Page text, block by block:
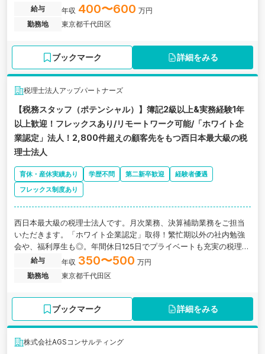
できる会計事務所です。
給与 年収 400〜600 万円
勤務地
東京都千代田区
ブックマーク 詳細をみる
税理士法人アップパートナーズ
【税務スタッフ（ポテンシャル）】簿記2級以上&実務経験1年
以上歓迎！フレックスあり/リモートワーク可能/「ホワイト企
業認定」法人！2,800件超えの顧客先をもつ西日本最大級の税
理士法人
育休・産休実績あり 学歴不問 第二新卒歓迎
経験者優遇
フレックス制度あり
西日本最大級の税理士法人です。月次業務、決算補助業務をご担当
いただきます。「ホワイト企業認定」取得！繁忙期以外の社内勉強
会や、福利厚生も◎。年間休日125日でプライベートも充実の税理士
法人の求人です。
給与 年収 350〜500 万円
勤務地
東京都千代田区
ブックマーク 詳細をみる
株式会社AGSコンサルティング